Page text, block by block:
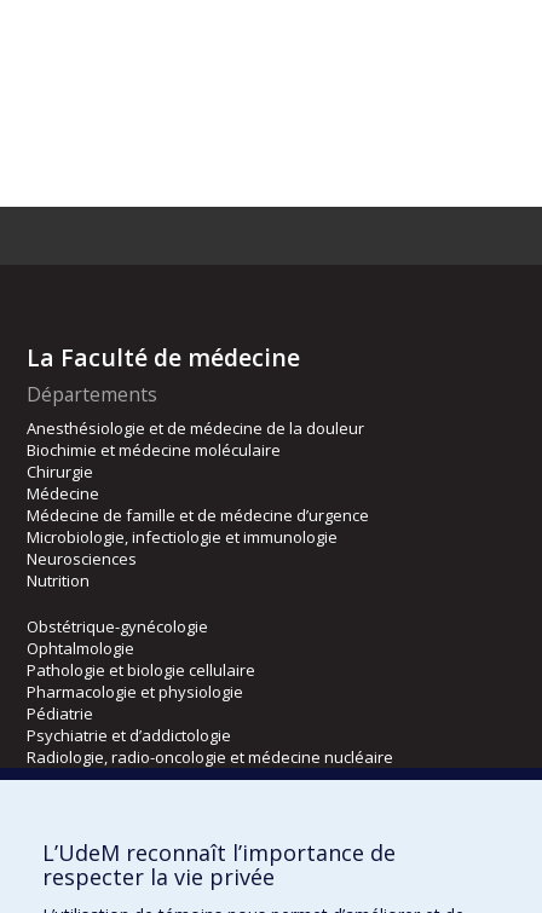
La Faculté de médecine
Départements
Anesthésiologie et de médecine de la douleur
Biochimie et médecine moléculaire
Chirurgie
Médecine
Médecine de famille et de médecine d’urgence
Microbiologie, infectiologie et immunologie
Neurosciences
Nutrition
Obstétrique-gynécologie
Ophtalmologie
Pathologie et biologie cellulaire
Pharmacologie et physiologie
Pédiatrie
Psychiatrie et d’addictologie
Radiologie, radio-oncologie et médecine nucléaire
Écoles
Kinésiologie et des sciences de l’activité physique
Orthophonie et audiologie
L’UdeM reconnaît l’importance de
respecter la vie privée